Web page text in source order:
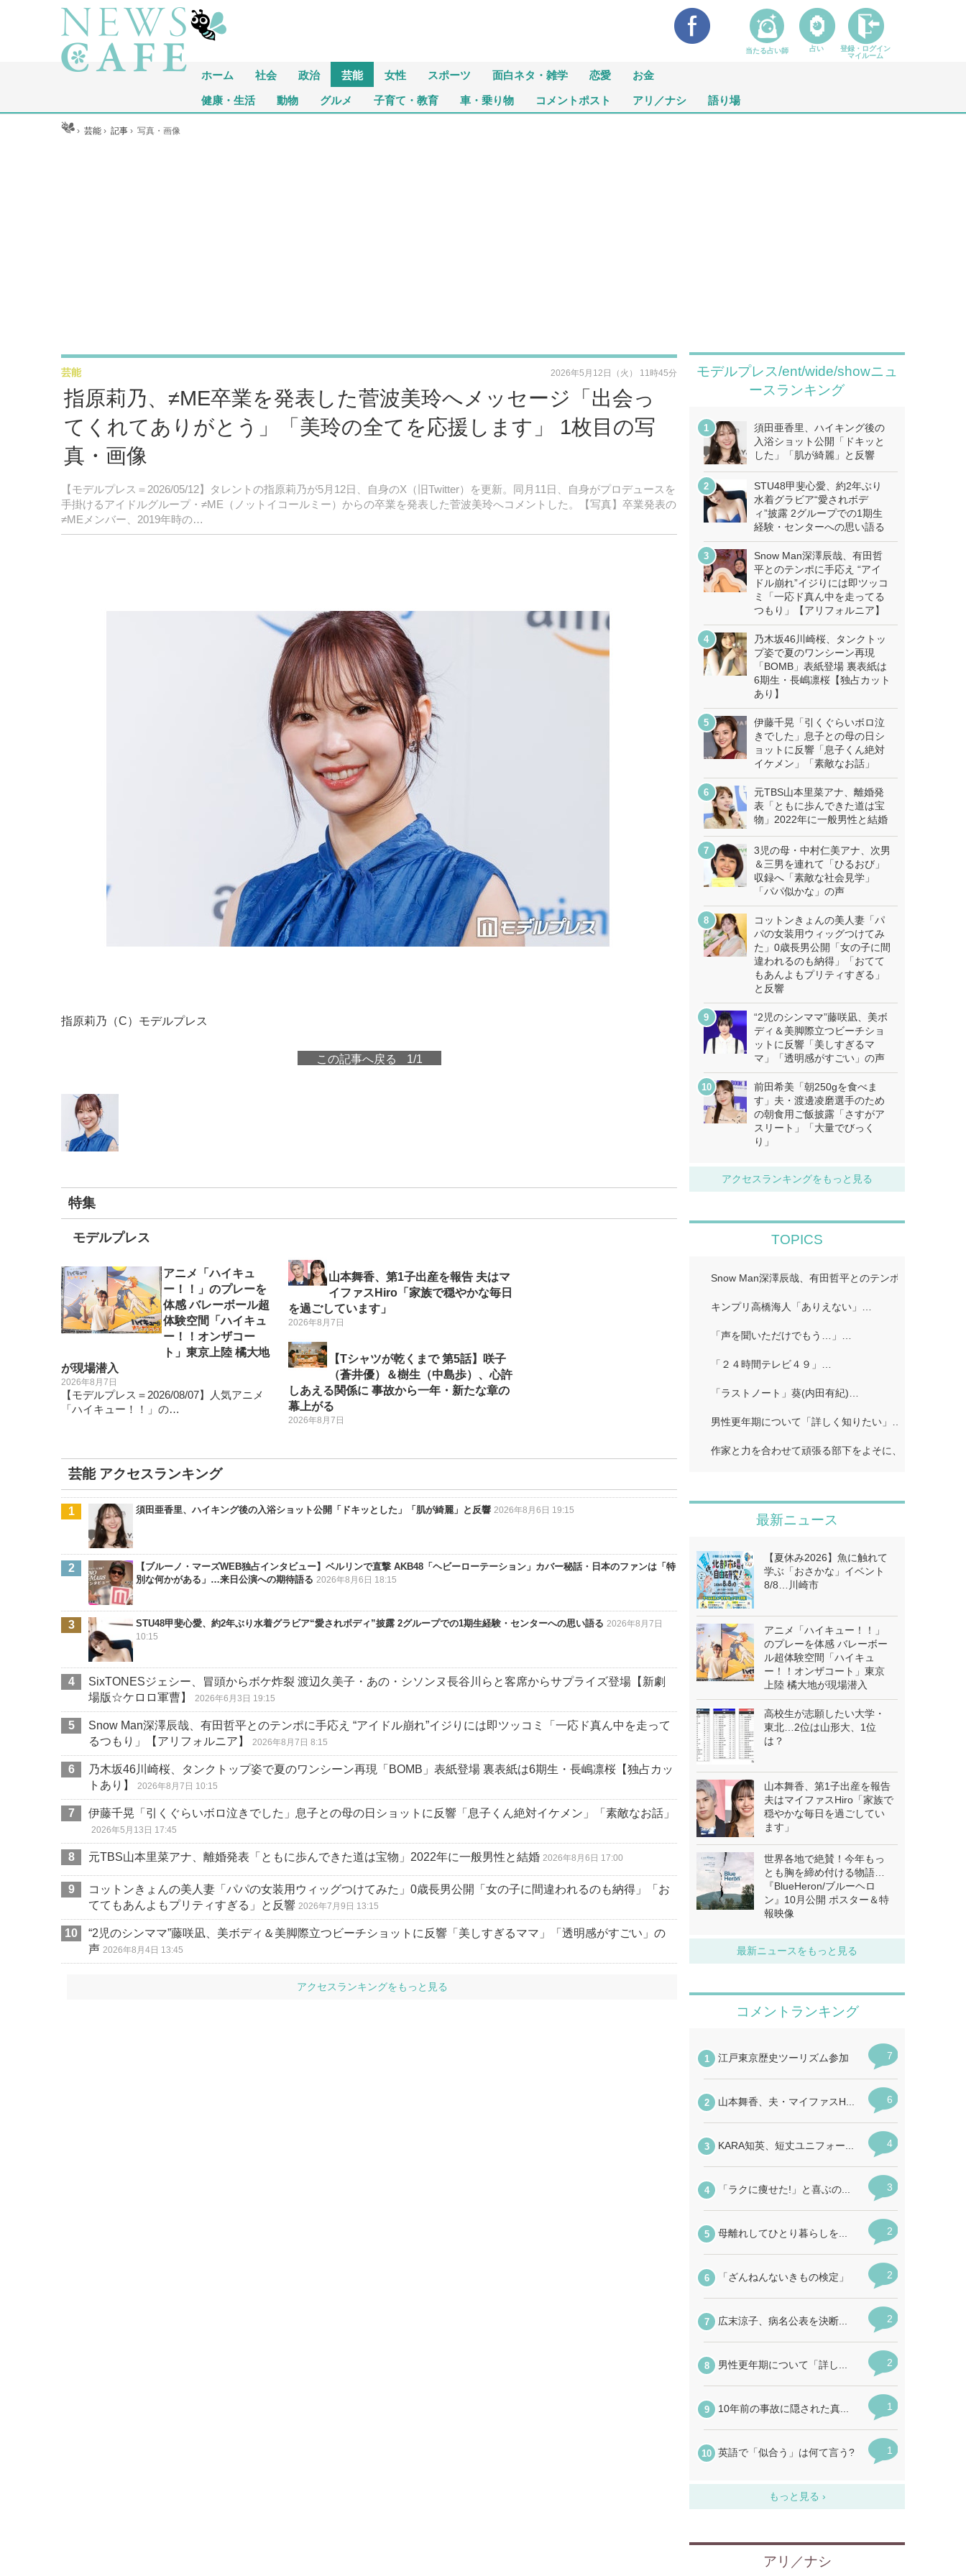
ホーム 社会 政治 芸能 女性 スポーツ 面白ネタ・雑学 恋愛 お金
健康・生活 動物 グルメ 子育て・教育 車・乗り物 コメントポスト アリ／ナシ 語り場
ホーム ›芸能 ›記事 ›写真・画像
指原莉乃、≠ME卒業を発表した菅波美玲へメッセージ「出会っ
てくれてありがとう」「美玲の全てを応援します」 1枚目の写
真・画像
【モデルプレス＝2026/05/12】タレントの指原莉乃が5月12日、自身のX（旧Twitter）を更新。同月11日、自身がプロデュースを
手掛けるアイドルグループ・≠ME（ノットイコールミー）からの卒業を発表した菅波美玲へコメントした。【写真】卒業発表の
≠MEメンバー、2019年時の…
芸能 2026年5月12日（火） 11時45分
指原莉乃（C）モデルプレス
この記事へ戻る 1/1
特集
モデルプレス
アニメ「ハイキュ
ー！！」のプレーを
体感 バレーボール超
体験空間「ハイキュ
ー！！オンザコー
ト」東京上陸 橘大地
が現場潜入
2026年8月7日
【モデルプレス＝2026/08/07】人気アニメ
「ハイキュー！！」の…
山本舞香、第1子出産を報告 夫はマ
イファスHiro「家族で穏やかな毎日
を過ごしています」
2026年8月7日
【Tシャツが乾くまで 第5話】咲子
（蒼井優）＆樹生（中島歩）、心許
しあえる関係に 事故から一年・新たな章の
幕上がる
2026年8月7日
芸能 アクセスランキング
須田亜香里、ハイキング後の入浴ショット公開「ドキッとした」「肌が綺麗」と反響 2026年8月6日 19:15
【ブルーノ・マーズWEB独占インタビュー】ベルリンで直撃 AKB48「ヘビーローテーション」カバー秘話・日本のファンは「特
別な何かがある」…来日公演への期待語る 2026年8月6日 18:15
STU48甲斐心愛、約2年ぶり水着グラビア“愛されボディ”披露 2グループでの1期生経験・センターへの思い語る 2026年8月7日
10:15
SixTONESジェシー、冒頭からボケ炸裂 渡辺久美子・あの・シソンヌ長谷川らと客席からサプライズ登場【新劇
場版☆ケロロ軍曹】
2026年6月3日 19:15
Snow Man深澤辰哉、有田哲平とのテンポに手応え “アイドル崩れ”イジりには即ツッコミ「一応ド真ん中を走って
るつもり」【アリフォルニア】
2026年8月7日 8:15
乃木坂46川崎桜、タンクトップ姿で夏のワンシーン再現「BOMB」表紙登場 裏表紙は6期生・長嶋凛桜【独占カッ
トあり】
2026年8月7日 10:15
伊藤千晃「引くぐらいボロ泣きでした」息子との母の日ショットに反響「息子くん絶対イケメン」「素敵なお話」
2026年5月13日 17:45
元TBS山本里菜アナ、離婚発表「ともに歩んできた道は宝物」2022年に一般男性と結婚 2026年8月6日 17:00
コットンきょんの美人妻「パパの女装用ウィッグつけてみた」0歳長男公開「女の子に間違われるのも納得」「お
ててもあんよもプリティすぎる」と反響 2026年7月9日 13:15
“2児のシンママ”藤咲凪、美ボディ＆美脚際立つビーチショットに反響「美しすぎるママ」「透明感がすごい」の
声 2026年8月4日 13:45
アクセスランキングをもっと見る
モデルプレス/ent/wide/showニュ
ースランキング
須田亜香里、ハイキング後の
入浴ショット公開「ドキッと
した」「肌が綺麗」と反響
STU48甲斐心愛、約2年ぶり
水着グラビア“愛されボデ
ィ”披露 2グループでの1期生
経験・センターへの思い語る
Snow Man深澤辰哉、有田哲
平とのテンポに手応え “アイ
ドル崩れ”イジりには即ツッコ
ミ「一応ド真ん中を走ってる
つもり」【アリフォルニア】
乃木坂46川崎桜、タンクトッ
プ姿で夏のワンシーン再現
「BOMB」表紙登場 裏表紙は
6期生・長嶋凛桜【独占カット
あり】
伊藤千晃「引くぐらいボロ泣
きでした」息子との母の日シ
ョットに反響「息子くん絶対
イケメン」「素敵なお話」
元TBS山本里菜アナ、離婚発
表「ともに歩んできた道は宝
物」2022年に一般男性と結婚
3児の母・中村仁美アナ、次男
＆三男を連れて「ひるおび」
収録へ「素敵な社会見学」
「パパ似かな」の声
コットンきょんの美人妻「パ
パの女装用ウィッグつけてみ
た」0歳長男公開「女の子に間
違われるのも納得」「おてて
もあんよもプリティすぎる」
と反響
“2児のシンママ”藤咲凪、美ボ
ディ＆美脚際立つビーチショ
ットに反響「美しすぎるマ
マ」「透明感がすごい」の声
前田希美「朝250gを食べま
す」夫・渡邊凌磨選手のため
の朝食用ご飯披露「さすがア
スリート」「大量でびっく
り」
アクセスランキングをもっと見る
TOPICS
Snow Man深澤辰哉、有田哲平とのテンポに手応え “ア
キンプリ高橋海人「ありえない」…
「声を聞いただけでもう…」…
「２４時間テレビ４９」…
「ラストノート」葵(内田有紀)…
男性更年期について「詳しく知りたい」…
作家と力を合わせて頑張る部下をよそに、上司は陰で
最新ニュース
【夏休み2026】魚に触れて
学ぶ「おさかな」イベント
8/8…川崎市
アニメ「ハイキュー！！」
のプレーを体感 バレーボー
ル超体験空間「ハイキュ
ー！！オンザコート」東京
上陸 橘大地が現場潜入
高校生が志願したい大学・
東北…2位は山形大、1位
は？
山本舞香、第1子出産を報告
夫はマイファスHiro「家族で
穏やかな毎日を過ごしてい
ます」
世界各地で絶賛！今年もっ
とも胸を締め付ける物語…
『BlueHeron/ブルーヘロ
ン』10月公開 ポスター＆特
報映像
最新ニュースをもっと見る
当たる占い師 占い
登録・ログイン
マイルーム